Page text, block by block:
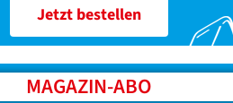
Jetzt bestellen
MAGAZIN-ABO